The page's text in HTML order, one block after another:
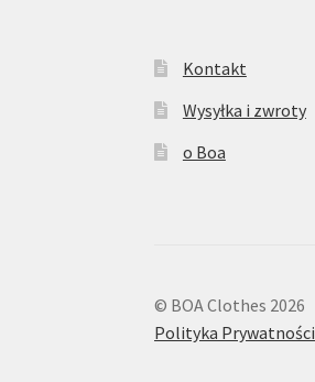
Kontakt
Wysyłka i zwroty
o Boa
© BOA Clothes 2026
Polityka Prywatności